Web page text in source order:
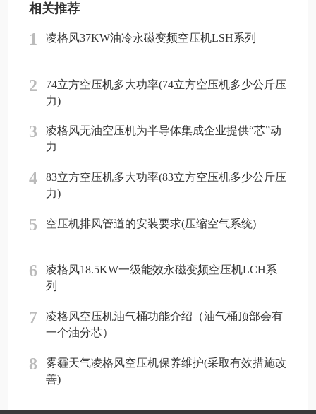
相关推荐
1 凌格风37KW油冷永磁变频空压机LSH系列
2
74立方空压机多大功率(74立方空压机多少公斤压
力)
3
凌格风无油空压机为半导体集成企业提供“芯”动
力
4
83立方空压机多大功率(83立方空压机多少公斤压
力)
5 空压机排风管道的安装要求(压缩空气系统)
6
凌格风18.5KW一级能效永磁变频空压机LCH系
列
7
凌格风空压机油气桶功能介绍（油气桶顶部会有
一个油分芯）
8
雾霾天气凌格风空压机保养维护(采取有效措施改
善)